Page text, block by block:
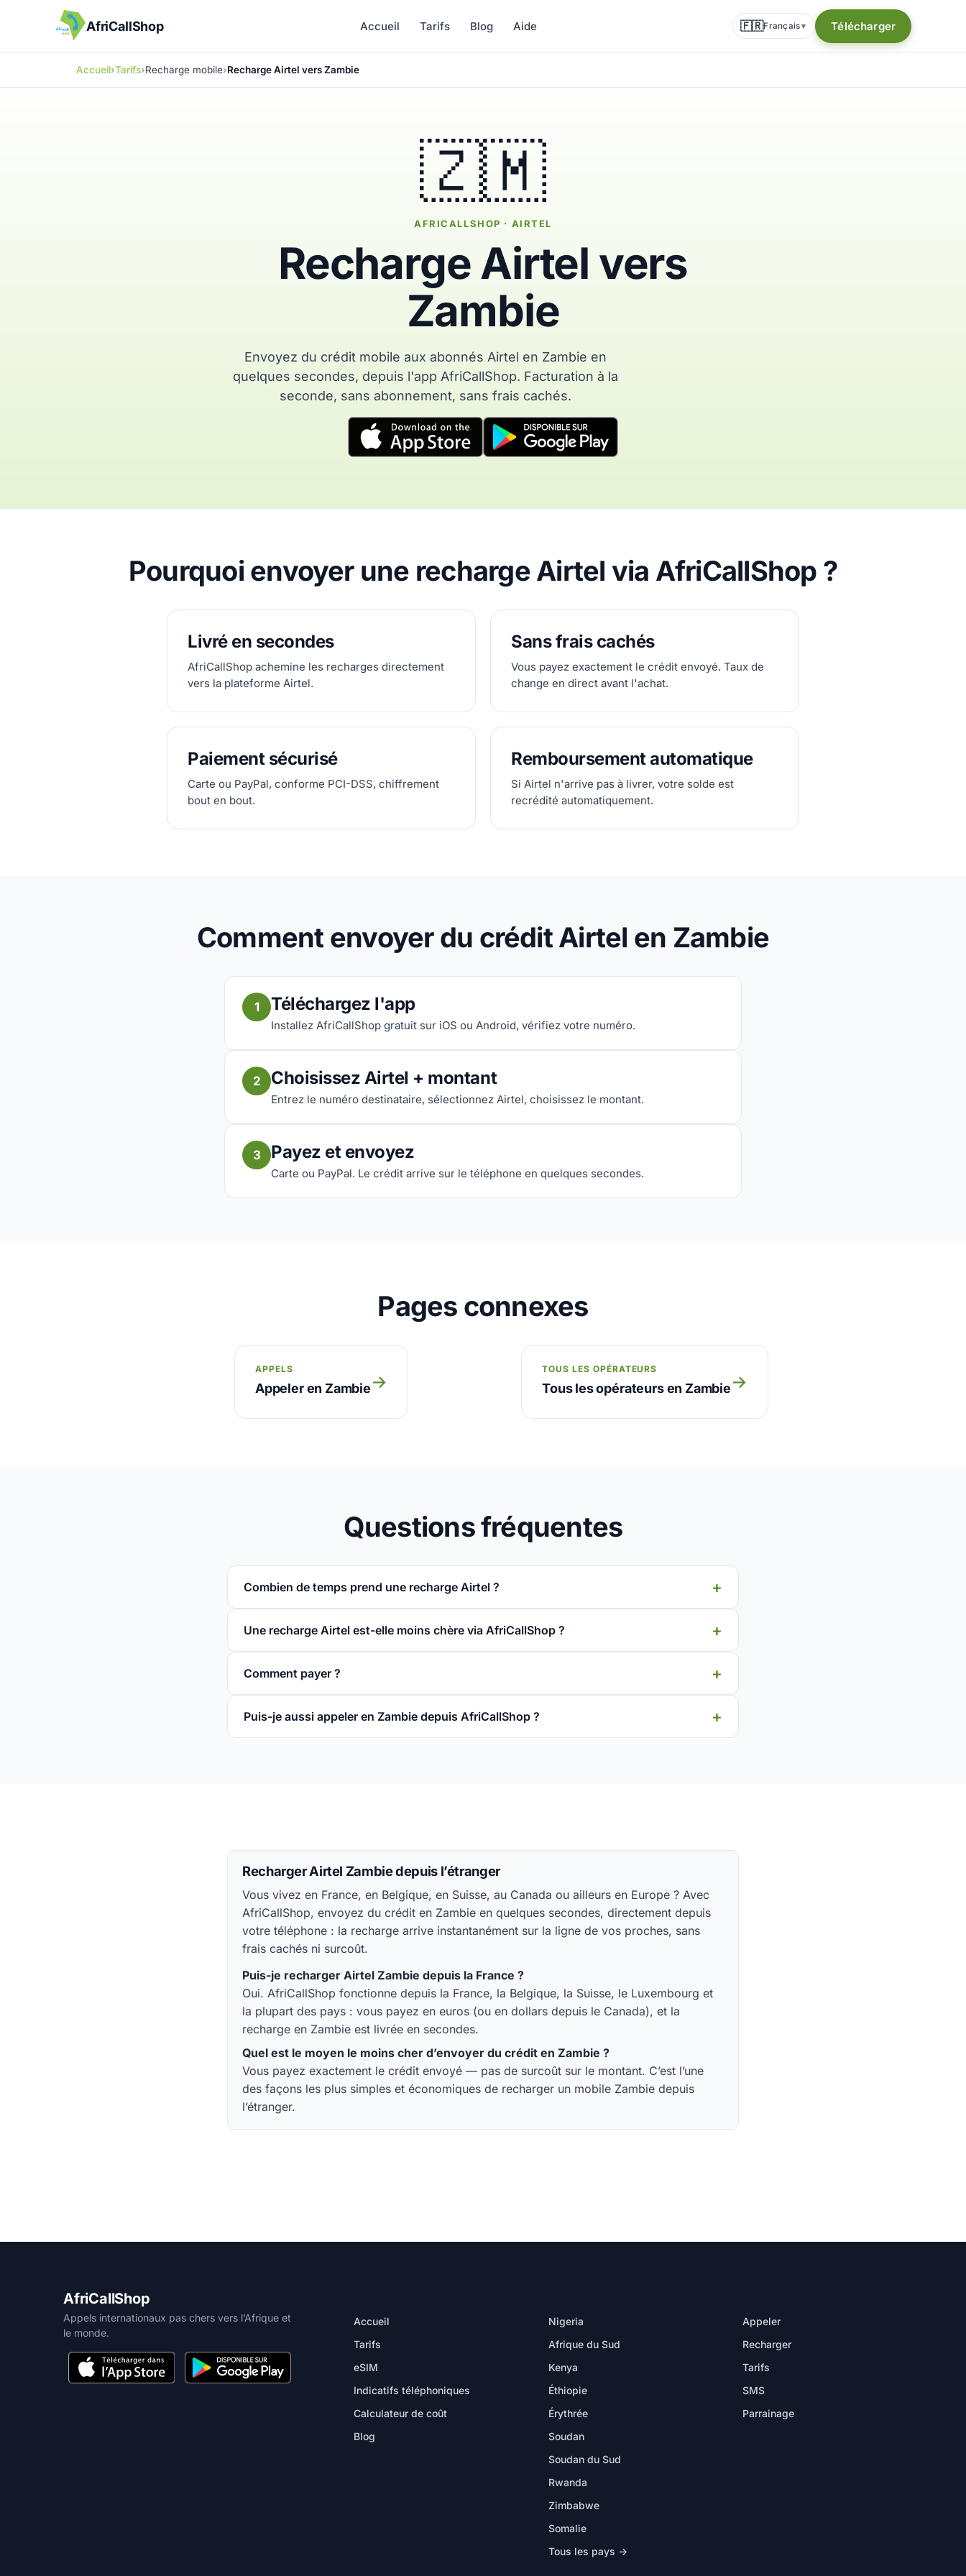
AfriCallShop Accueil Tarifs Blog Aide 🇫🇷Français▾ Télécharger
Accueil Tarifs Recharge mobile Recharge Airtel vers Zambie
🇿🇲
AFRICALLSHOP · AIRTEL
Recharge Airtel vers
Zambie
Envoyez du crédit mobile aux abonnés Airtel en Zambie en
quelques secondes, depuis l'app AfriCallShop. Facturation à la
seconde, sans abonnement, sans frais cachés.
Pourquoi envoyer une recharge Airtel via AfriCallShop ?
Livré en secondes
AfriCallShop achemine les recharges directement
vers la plateforme Airtel.
Sans frais cachés
Vous payez exactement le crédit envoyé. Taux de
change en direct avant l'achat.
Paiement sécurisé
Carte ou PayPal, conforme PCI-DSS, chiffrement
bout en bout.
Remboursement automatique
Si Airtel n'arrive pas à livrer, votre solde est
recrédité automatiquement.
Comment envoyer du crédit Airtel en Zambie
1 Téléchargez l'app
Installez AfriCallShop gratuit sur iOS ou Android, vérifiez votre numéro.
2 Choisissez Airtel + montant
Entrez le numéro destinataire, sélectionnez Airtel, choisissez le montant.
3 Payez et envoyez
Carte ou PayPal. Le crédit arrive sur le téléphone en quelques secondes.
Pages connexes
APPELS
Appeler en Zambie→
TOUS LES OPÉRATEURS
Tous les opérateurs en Zambie→
Questions fréquentes
Combien de temps prend une recharge Airtel ?
Une recharge Airtel est-elle moins chère via AfriCallShop ?
Comment payer ?
Puis-je aussi appeler en Zambie depuis AfriCallShop ?
Recharger Airtel Zambie depuis l’étranger
Vous vivez en France, en Belgique, en Suisse, au Canada ou ailleurs en Europe ? Avec
AfriCallShop, envoyez du crédit en Zambie en quelques secondes, directement depuis
votre téléphone : la recharge arrive instantanément sur la ligne de vos proches, sans
frais cachés ni surcoût.
Puis-je recharger Airtel Zambie depuis la France ?
Oui. AfriCallShop fonctionne depuis la France, la Belgique, la Suisse, le Luxembourg et
la plupart des pays : vous payez en euros (ou en dollars depuis le Canada), et la
recharge en Zambie est livrée en secondes.
Quel est le moyen le moins cher d’envoyer du crédit en Zambie ?
Vous payez exactement le crédit envoyé — pas de surcoût sur le montant. C’est l’une
des façons les plus simples et économiques de recharger un mobile Zambie depuis
l’étranger.
AfriCallShop
Appels internationaux pas chers vers l’Afrique et
le monde.
Accueil
Tarifs
eSIM
Indicatifs téléphoniques
Calculateur de coût
Blog
Nigeria
Afrique du Sud
Kenya
Éthiopie
Érythrée
Soudan
Soudan du Sud
Rwanda
Zimbabwe
Somalie
Tous les pays →
Appeler
Recharger
Tarifs
SMS
Parrainage